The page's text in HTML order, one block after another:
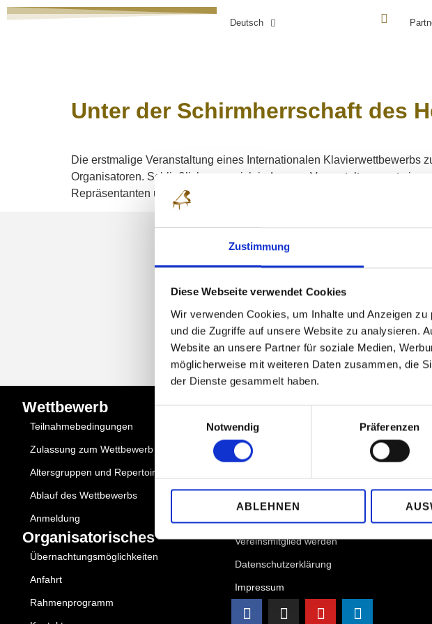
Zustimmung
Diese Webseite verwendet Cookies
Wir verwenden Cookies, um Inhalte und Anzeigen
und die Zugriffe auf unsere Website zu analysieren.
Website an unsere Partner für soziale Medien,
möglicherweise mit weiteren Daten zusammen, die
der Dienste gesammelt haben.
Notwendig
Präferenzen
ABLEHNEN
Deutsch
Unter der Schirmherrschaft des
Die erstmalige Veranstaltung eines Internationalen Klavierwettbewerbs
Organisatoren. Schließlich muss sich jede neue Veranstaltung erst
Repräsentanten unseres Bundeslandes Hessen nicht verborgen
Wettbewerb
Teilnahmebedingungen
Zulassung zum Wettbewerb
Altersgruppen und Repertoire
Ablauf des Wettbewerbs
Anmeldung
Organisatorisches
Übernachtungsmöglichkeiten
Anfahrt
Rahmenprogramm
Quick Links
Über uns
Partner
Vereinsmitglied werden
Datenschutzerklärung
Impressum